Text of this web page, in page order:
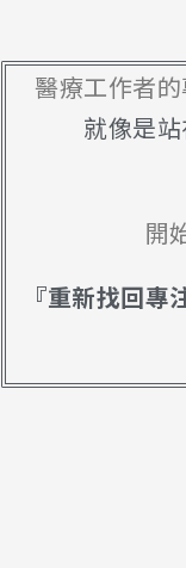
醫療工作者
就像是
開
『重新找回